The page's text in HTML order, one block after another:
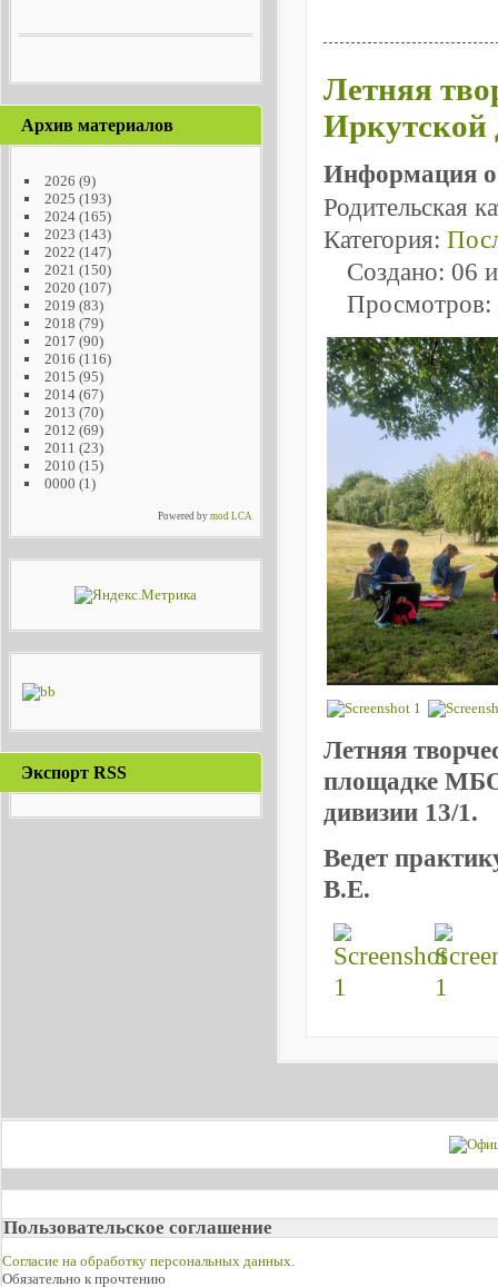
Архив материалов
2026 (9)
2025 (193)
2024(165)
2023 (143)
2022 (147)
2021 (150)
2020 (107)
2019 (83)
2018 (79)
2017 (90)
2016 (116)
2015 (95)
2014(67)
2013 (70)
2012 (69)
2011 (23)
2010 (15)
0000 (1)
Powered bymod LCA
Экспорт RSS
Летняя
Иркутской
Информация о
Родительская
Категория:
Создано: 06
Просмотров:
Летняя
площадке
дивизии 13/1.
Ведет
В.Е.
Пользовательское соглашение
Согласие на обработку персональных данных.
Обязательно к прочтению